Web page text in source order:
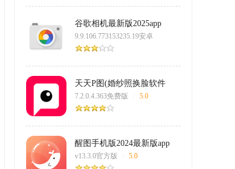
谷歌相机最新版2025app
9.9.106.773153235.19安卓
版
/ 5.0
天天P图(婚纱照换脸软件
app)
7.2.0.4.363免费版 5.0
醒图手机版2024最新版app
v13.3.0官方版 5.0